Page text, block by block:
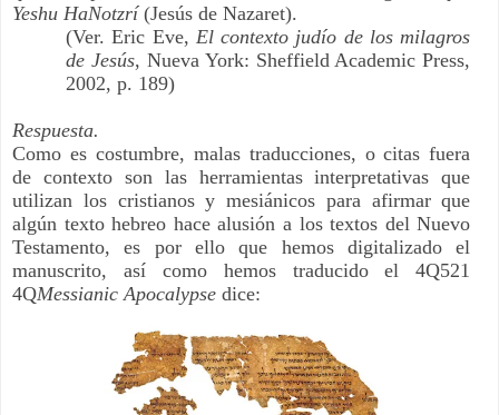
Yeshu HaNotzrí (Jesús de Nazaret).
(Ver. Eric Eve, El contexto judío de los milagros
de Jesús, Nueva York: Sheffield Academic Press,
2002, p. 189)
Respuesta.
Como es costumbre, malas traducciones, o citas fuera
de contexto son las herramientas interpretativas que
utilizan los cristianos y mesiánicos para afirmar que
algún texto hebreo hace alusión a los textos del Nuevo
Testamento, es por ello que hemos digitalizado el
manuscrito, así como hemos traducido el 4Q521
4QMessianic Apocalypse dice: